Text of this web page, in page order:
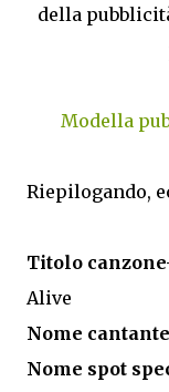
della
Modella
Riepilogando,
Titolo
Alive
Nome cantante
Nome spot